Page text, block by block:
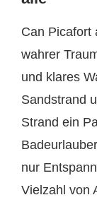
Can Picafort
wahrer
und klares
Sandstrand
Strand ein
nur
Vielzahl von